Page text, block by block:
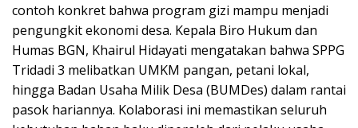
contoh konkret bahwa program gizi mampu menjadi
pengungkit ekonomi desa. Kepala Biro Hukum dan
Humas BGN, Khairul Hidayati mengatakan bahwa SPPG
Tridadi 3 melibatkan UMKM pangan, petani lokal,
hingga Badan Usaha Milik Desa (BUMDes) dalam rantai
pasok hariannya. Kolaborasi ini memastikan seluruh